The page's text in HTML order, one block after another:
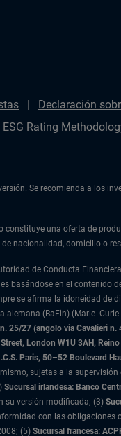
Declaración
ESG Rating
Se recomienda a los
una oferta de
nacionalidad, domicilio o
de Conducta
basándose en el contenido
se afirma la idoneidad de
(BaFin) (Marie-
25/27 (angolo via Cavalieri
London W1U 3AH,
Paris, 50–52 Boulevard
sujetas a la supervisión
Sucursal irlandesa: Banco
su versión modificada; (3)
con las
(5) Sucursal francesa: